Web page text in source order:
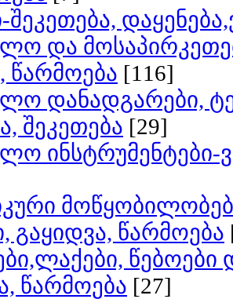
შეკეთება,
და
წარმოება [116]
დანადგარები,
შეკეთება [29]
ინსტრუმენტები-
გაყიდვა, წარმოება
წებოები
წარმოება [27]